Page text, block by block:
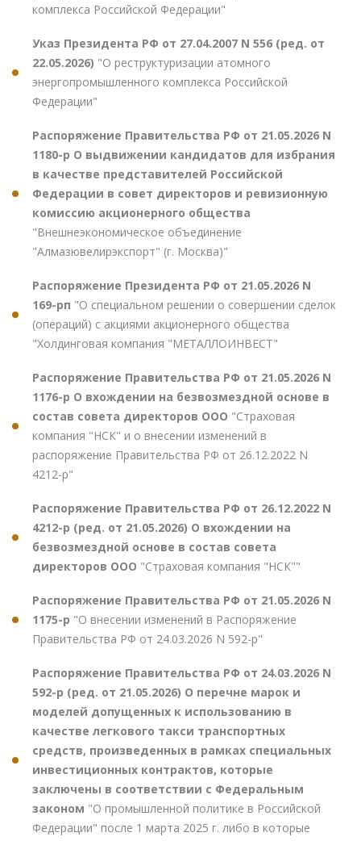
комплекса Российской Федерации"
Указ Президента РФ от 27.04.2007 N 556 (ред. от
22.05.2026) "О реструктуризации атомного
энергопромышленного комплекса Российской
Федерации"
Распоряжение Правительства РФ от 21.05.2026 N
1180-р О выдвижении кандидатов для избрания
в качестве представителей Российской
Федерации в совет директоров и ревизионную
комиссию акционерного общества
"Внешнеэкономическое объединение
"Алмазювелирэкспорт" (г. Москва)"
Распоряжение Президента РФ от 21.05.2026 N
169-рп "О специальном решении о совершении сделок
(операций) с акциями акционерного общества
"Холдинговая компания "МЕТАЛЛОИНВЕСТ"
Распоряжение Правительства РФ от 21.05.2026 N
1176-р О вхождении на безвозмездной основе в
состав совета директоров ООО "Страховая
компания "НСК" и о внесении изменений в
распоряжение Правительства РФ от 26.12.2022 N
4212-р"
Распоряжение Правительства РФ от 26.12.2022 N
4212-р (ред. от 21.05.2026) О вхождении на
безвозмездной основе в состав совета
директоров ООО "Страховая компания "НСК""
Распоряжение Правительства РФ от 21.05.2026 N
1175-р "О внесении изменений в Распоряжение
Правительства РФ от 24.03.2026 N 592-р"
Распоряжение Правительства РФ от 24.03.2026 N
592-р (ред. от 21.05.2026) О перечне марок и
моделей допущенных к использованию в
качестве легкового такси транспортных
средств, произведенных в рамках специальных
инвестиционных контрактов, которые
заключены в соответствии с Федеральным
законом "О промышленной политике в Российской
Федерации" после 1 марта 2025 г. либо в которые